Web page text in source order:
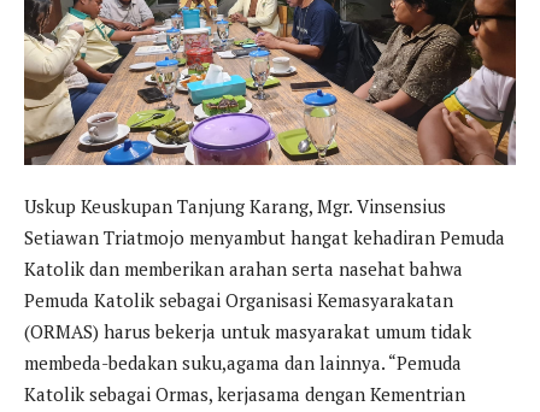
Uskup Keuskupan Tanjung Karang, Mgr. Vinsensius
Setiawan Triatmojo menyambut hangat kehadiran Pemuda
Katolik dan memberikan arahan serta nasehat bahwa
Pemuda Katolik sebagai Organisasi Kemasyarakatan
(ORMAS) harus bekerja untuk masyarakat umum tidak
membeda-bedakan suku,agama dan lainnya. “Pemuda
Katolik sebagai Ormas, kerjasama dengan Kementrian